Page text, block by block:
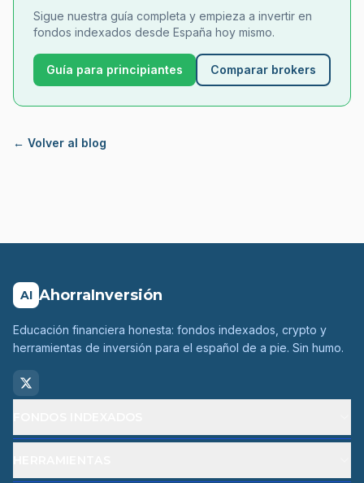
Sigue nuestra guía completa y empieza a invertir en
fondos indexados desde España hoy mismo.
Guía para principiantes Comparar brokers
← Volver al blog
AI AhorraInversión
Educación financiera honesta: fondos indexados, crypto y
herramientas de inversión para el español de a pie. Sin humo.